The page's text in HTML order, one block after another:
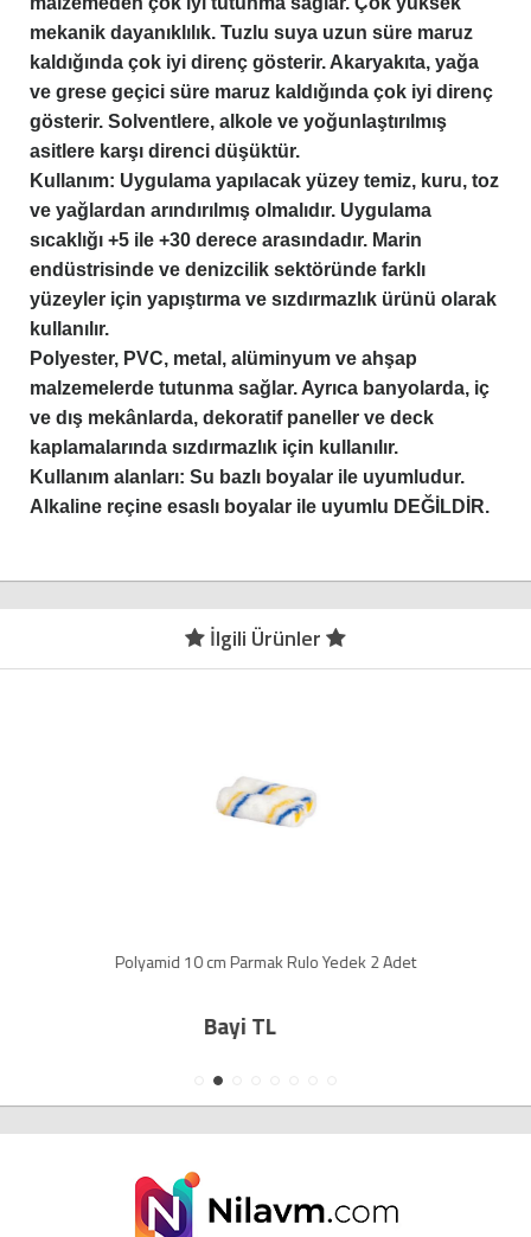
mekanik dayanıklılık. Tuzlu suya uzun süre maruz
kaldığında çok iyi direnç gösterir. Akaryakıta, yağa
ve grese geçici süre maruz kaldığında çok iyi direnç
gösterir. Solventlere, alkole ve yoğunlaştırılmış
asitlere karşı direnci düşüktür.
Kullanım: Uygulama yapılacak yüzey temiz, kuru, toz
ve yağlardan arındırılmış olmalıdır. Uygulama
sıcaklığı +5 ile +30 derece arasındadır. Marin
endüstrisinde ve denizcilik sektöründe farklı
yüzeyler için yapıştırma ve sızdırmazlık ürünü olarak
kullanılır.
Polyester, PVC, metal, alüminyum ve ahşap
malzemelerde tutunma sağlar. Ayrıca banyolarda, iç
ve dış mekânlarda, dekoratif paneller ve deck
kaplamalarında sızdırmazlık için kullanılır.
Kullanım alanları: Su bazlı boyalar ile uyumludur.
Alkaline reçine esaslı boyalar ile uyumlu DEĞİLDİR.
İlgili Ürünler
Polyamid 10 cm Parmak Rulo Yedek 2 Adet
Bayi TL